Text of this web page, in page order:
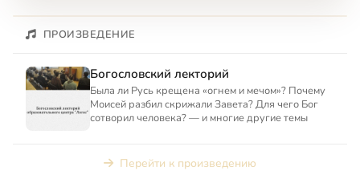
ПРОИЗВЕДЕНИЕ
Богословский лекторий
Была ли Русь крещена «огнем и мечом»? Почему
Моисей разбил скрижали Завета? Для чего Бог
сотворил человека? — и многие другие темы
Перейти к произведению